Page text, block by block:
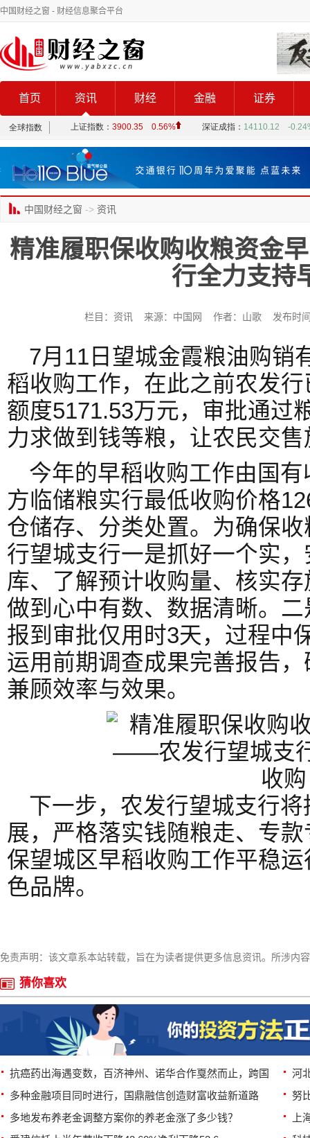
中国财经之窗 - 财经信息聚合平台
首页 资讯 财经 金融 证券
中国财经之窗 -> 资讯
精准履职保收购收粮资金
行全力支持
栏目：资讯 来源：中国网 作者：山歌 发布时
7月11日望城金霞粮油购销
稻收购工作，在此之前农发
额度5171.53万元，审批通过
力求做到钱等粮，让农民交
今年的早稻收购工作由国
方临储粮实行最低收购价格
仓储存、分类处置。为确保
行望城支行一是抓好一个实
库、了解预计收购量、核实
做到心中有数、数据清晰。
报到审批仅用时3天，过程中
运用前期调查成果完善报告
兼顾效率与效果。
下一步，农发行望城支行
展，严格落实钱随粮走、专
保望城区早稻收购工作平稳
色品牌。
免责声明：该文章系本站转载，旨在为读者提供更多信息资讯。所涉内
猜你喜欢
抗癌药出海遇变数，百济神州、诺华合作戛然而止，跨国
河
多种金融项目同时进行，国鼎融信创造财富收益新道路
努
多地发布养老金调整方案你的养老金涨了多少钱？
上